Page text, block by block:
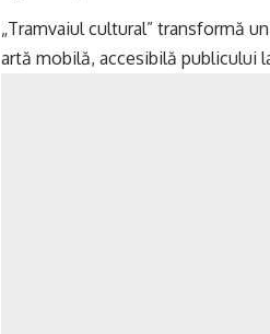
„Tramvaiul cultural” transformă
artă mobilă, accesibilă publicului